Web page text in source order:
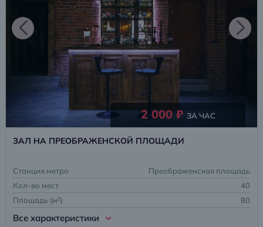
2 000 ₽ ЗА ЧАС
ЗАЛ НА ПРЕОБРАЖЕНСКОЙ ПЛОЩАДИ
Станция метро
Преображенская площадь
Кол-во мест
40
Площадь (м²)
80
Все характеристики